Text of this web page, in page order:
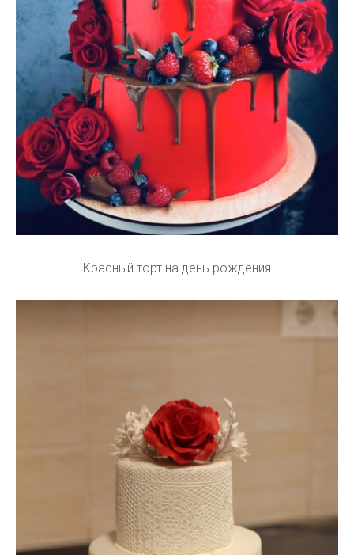
Красный торт на день рождения